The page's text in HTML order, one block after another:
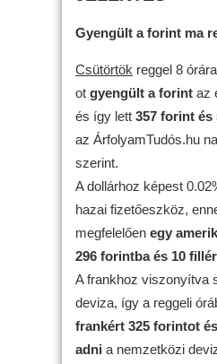
Gyengült a forint ma
Csütörtök reggel 8
ot gyengült a forint az
és így lett 357 forint és
az ÁrfolyamTudós.hu
szerint.
A dollárhoz képest
hazai fizetőeszköz,
megfelelően egy
296 forintba és 10
A frankhoz viszonyítva
deviza, így a reggeli
frankért 325 forintot
adni a nemzetközi